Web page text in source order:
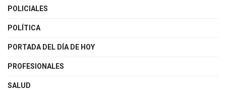
POLICIALES
POLÍTICA
PORTADA DEL DÍA DE HOY
PROFESIONALES
SALUD